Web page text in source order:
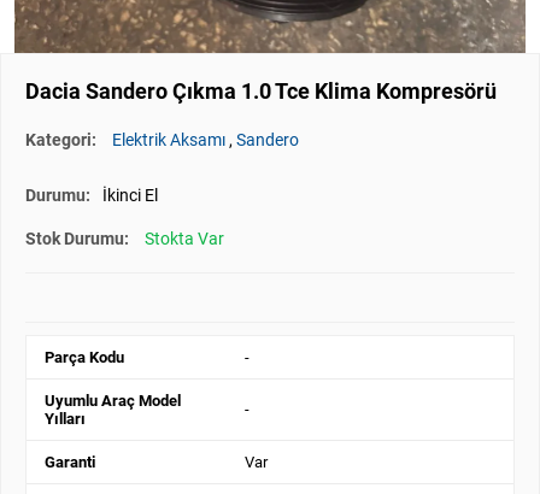
Dacia Sandero Çıkma 1.0 Tce Klima Kompresörü
Kategori: Elektrik Aksamı , Sandero
Durumu: İkinci El
Stok Durumu: Stokta Var
Parça Kodu -
Uyumlu Araç Model
Yılları
-
Garanti Var